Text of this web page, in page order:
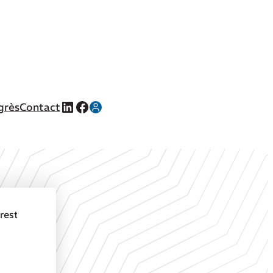
ContactLinkedIn
Facebook
la vancomycine !